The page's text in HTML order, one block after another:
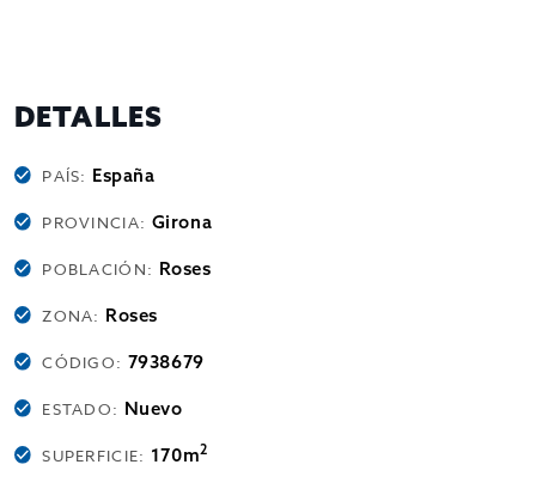
DETALLES
PAÍS: España
PROVINCIA: Girona
POBLACIÓN: Roses
ZONA: Roses
CÓDIGO: 7938679
ESTADO: Nuevo
SUPERFICIE: 170m2